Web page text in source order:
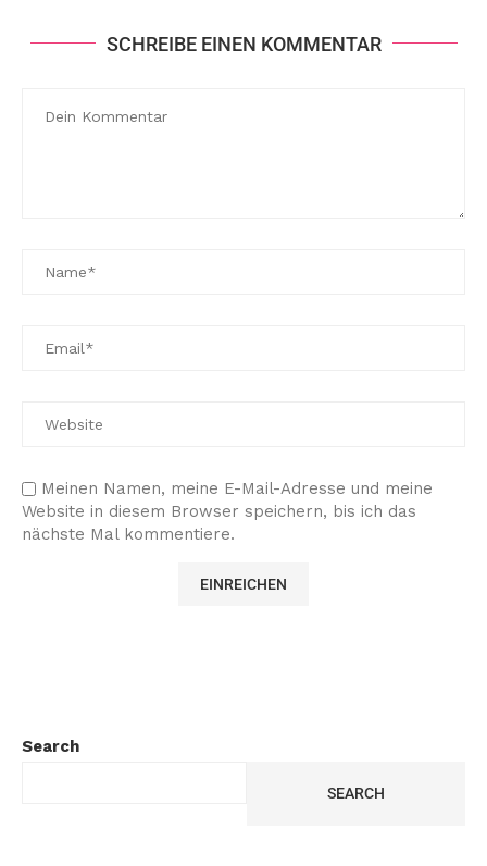
SCHREIBE EINEN KOMMENTAR
Meinen Namen, meine E-Mail-Adresse und meine
Website in diesem Browser speichern, bis ich das
nächste Mal kommentiere.
Search
SEARCH